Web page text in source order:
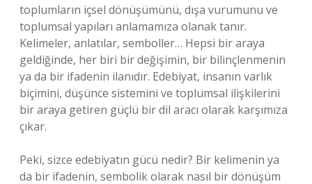
toplumların içsel dönüşümünü, dışa vurumunu ve
toplumsal yapıları anlamamıza olanak tanır.
Kelimeler, anlatılar, semboller… Hepsi bir araya
geldiğinde, her biri bir değişimin, bir bilinçlenmenin
ya da bir ifadenin ilanıdır. Edebiyat, insanın varlık
biçimini, düşünce sistemini ve toplumsal ilişkilerini
bir araya getiren güçlü bir dil aracı olarak karşımıza
çıkar.
Peki, sizce edebiyatın gücü nedir? Bir kelimenin ya
da bir ifadenin, sembolik olarak nasıl bir dönüşüm